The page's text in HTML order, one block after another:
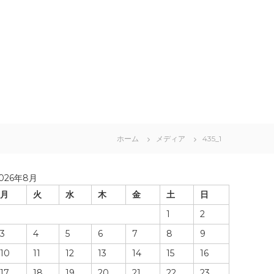
ホーム メディア 435_1
年8月
月
火 水 木 金 土
日
1
2
3
4 5 6 7 8
9
10
11 12 13 14 15
16